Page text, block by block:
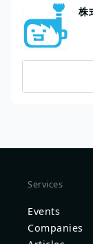
株
Services
Events
Companies